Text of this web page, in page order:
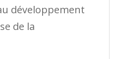
développement
de la